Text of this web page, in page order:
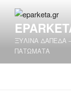
περιεχόμενο
ΞΥΛΙΝΑ ΔΑΠΕΔΑ
ΠΑΤΩΜΑΤΑ